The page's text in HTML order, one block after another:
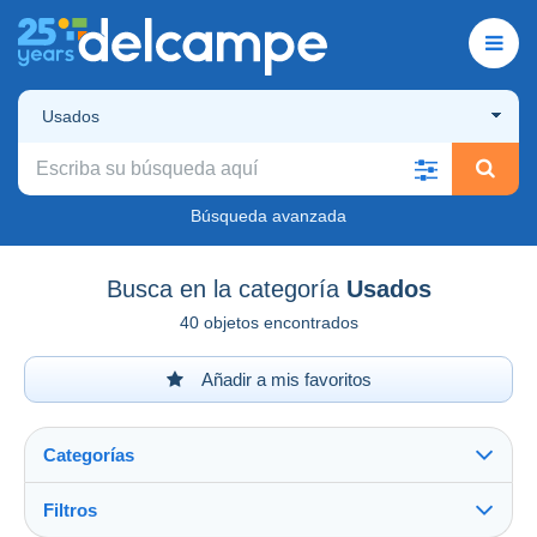
Usados
Búsqueda avanzada
Busca en la categoría Usados
40 objetos encontrados
Añadir a mis favoritos
Categorías
Filtros